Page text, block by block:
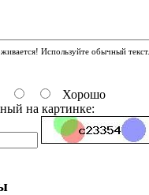
Используйте обычный текст.
Хорошо
на картинке: